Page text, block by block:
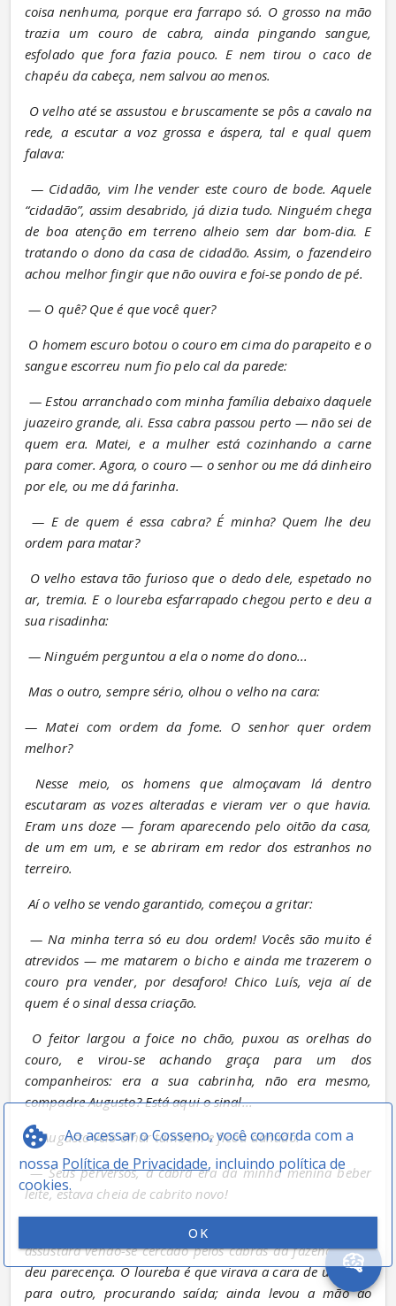
Ao acessar o Cosseno, você concorda com a
nossa Política de Privacidade, incluindo política de
cookies.
OK
coisa nenhuma, porque era farrapo só. O grosso na mão
trazia um couro de cabra, ainda pingando sangue,
esfolado que fora fazia pouco. E nem tirou o caco de
chapéu da cabeça, nem salvou ao menos.
O velho até se assustou e bruscamente se pôs a cavalo na
rede, a escutar a voz grossa e áspera, tal e qual quem
falava:
— Cidadão, vim lhe vender este couro de bode. Aquele
“cidadão”, assim desabrido, já dizia tudo. Ninguém chega
de boa atenção em terreno alheio sem dar bom-dia. E
tratando o dono da casa de cidadão. Assim, o fazendeiro
achou melhor fingir que não ouvira e foi-se pondo de pé.
— O quê? Que é que você quer?
O homem escuro botou o couro em cima do parapeito e o
sangue escorreu num fio pelo cal da parede:
— Estou arranchado com minha família debaixo daquele
juazeiro grande, ali. Essa cabra passou perto — não sei de
quem era. Matei, e a mulher está cozinhando a carne
para comer. Agora, o couro — o senhor ou me dá dinheiro
por ele, ou me dá farinha.
— E de quem é essa cabra? É minha? Quem lhe deu
ordem para matar?
O velho estava tão furioso que o dedo dele, espetado no
ar, tremia. E o loureba esfarrapado chegou perto e deu a
sua risadinha:
— Ninguém perguntou a ela o nome do dono...
Mas o outro, sempre sério, olhou o velho na cara:
— Matei com ordem da fome. O senhor quer ordem
melhor?
Nesse meio, os homens que almoçavam lá dentro
escutaram as vozes alteradas e vieram ver o que havia.
Eram uns doze — foram aparecendo pelo oitão da casa,
de um em um, e se abriram em redor dos estranhos no
terreiro.
Aí o velho se vendo garantido, começou a gritar:
— Na minha terra só eu dou ordem! Vocês são muito é
atrevidos — me matarem o bicho e ainda me trazerem o
couro pra vender, por desaforo! Chico Luís, veja aí de
quem é o sinal dessa criação.
O feitor largou a foice no chão, puxou as orelhas do
couro, e virou-se achando graça para um dos
companheiros: era a sua cabrinha, não era mesmo,
compadre Augusto? Está aqui o sinal...
O Augusto veio olhar também e ficou danado:
— Seus perversos, a cabra era da minha menina beber
leite, estava cheia de cabrito novo!
Mas o olho do homem escuro era feio e, se ele se
assustara vendo-se cercado pelos cabras da fazenda, não
deu parecença. O loureba é que virava a cara de um lado
para outro, procurando saída; ainda levou a mão ao